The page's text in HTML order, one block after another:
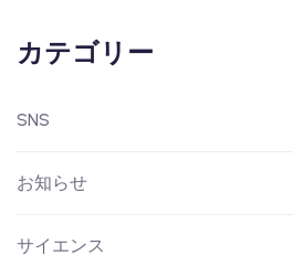
カテゴリー
SNS
お知らせ
サイエンス